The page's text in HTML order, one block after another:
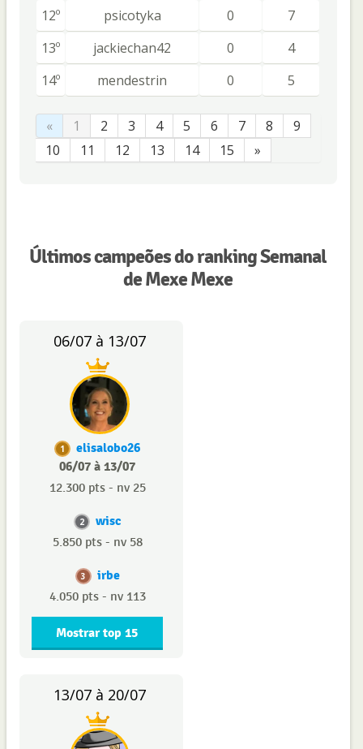
12º psicotyka 0
7
13º
jackiechan42 0
4
14º
mendestrin 0 5
« 1 2 3 4 5 6 7 8
9
10
11 12 13 14 15 »
Últimos campeões do ranking Semanal
de Mexe Mexe
06/07 à 13/07
1
elisalobo26
06/07 à 13/07
12.300 pts - nv 25
2 wisc
5.850 pts - nv 58
3 irbe
4.050 pts - nv 113
Mostrar top 15
13/07 à 20/07